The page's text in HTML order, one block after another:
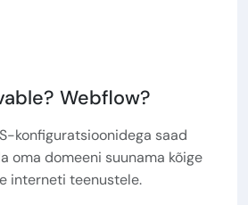
Webflow?
konfiguratsioonidega saad
oma domeeni suunama kõige
interneti teenustele.